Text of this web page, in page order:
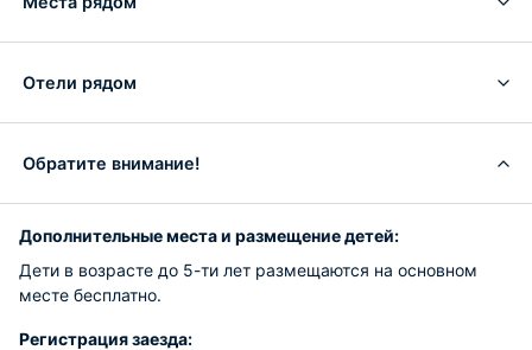
Отели рядом
Обратите внимание!
Дополнительные места и размещение детей:
Дети в возрасте до 5-ти лет размещаются на основном
месте бесплатно.
Регистрация заезда: